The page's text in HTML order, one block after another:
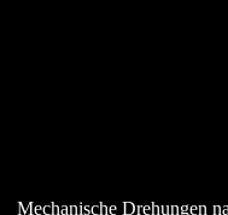
Mechanische Drehungen